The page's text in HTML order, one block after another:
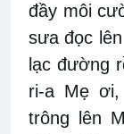
đầy môi
sưa đọc
lạc đường
ri-a Mẹ
trông lên